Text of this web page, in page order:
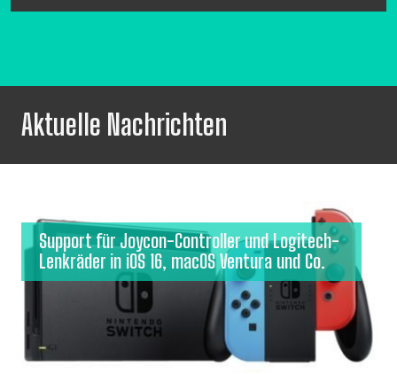
Aktuelle Nachrichten
Support für Joycon-Controller und Logitech-
Lenkräder in iOS 16, macOS Ventura und Co.